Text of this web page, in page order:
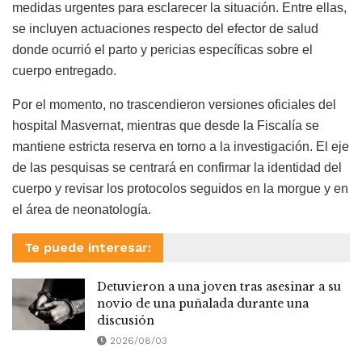
medidas urgentes para esclarecer la situación. Entre ellas,
se incluyen actuaciones respecto del efector de salud
donde ocurrió el parto y pericias específicas sobre el
cuerpo entregado.
Por el momento, no trascendieron versiones oficiales del
hospital Masvernat, mientras que desde la Fiscalía se
mantiene estricta reserva en torno a la investigación. El eje
de las pesquisas se centrará en confirmar la identidad del
cuerpo y revisar los protocolos seguidos en la morgue y en
el área de neonatología.
Te puede interesar:
Detuvieron a una joven tras asesinar a su
novio de una puñalada durante una
discusión
2026/08/03